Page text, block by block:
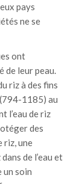
pays
ne se
ont
de leur peau.
riz à des fins
1185) au
l’eau de riz
des
riz, une
de l’eau et
un soin